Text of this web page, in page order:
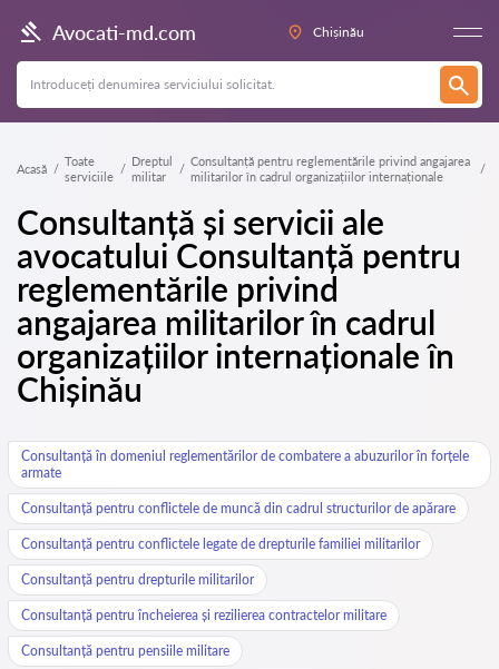
Avocati-md.com Chișinău
Acasă
Toate
serviciile
Dreptul
militar
Consultanță pentru reglementările privind angajarea
militarilor în cadrul organizațiilor internaționale
Consultanță și servicii ale
avocatului Consultanță pentru
reglementările privind
angajarea militarilor în cadrul
organizațiilor internaționale în
Chișinău
Consultanță în domeniul reglementărilor de combatere a abuzurilor în forțele
armate
Consultanță pentru conflictele de muncă din cadrul structurilor de apărare
Consultanță pentru conflictele legate de drepturile familiei militarilor
Consultanță pentru drepturile militarilor
Consultanță pentru încheierea și rezilierea contractelor militare
Consultanță pentru pensiile militare